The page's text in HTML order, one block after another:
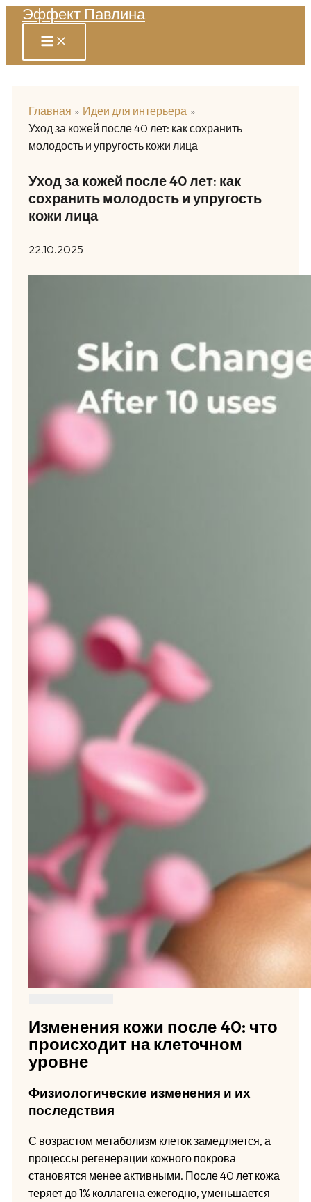
Перейти
содержимому
Эффект Павлина
Главная
Идеи для интерьера
Уход за кожей после 40 лет: как сохранить
молодость и упругость кожи лица
Уход за кожей после 40 лет: как
сохранить молодость и упругость
кожи лица
22.10.2025
Изменения кожи после 40: что
происходит на клеточном
уровне
Физиологические изменения и их
последствия
С возрастом метаболизм клеток замедляется, а
процессы регенерации кожного покрова
становятся менее активными. После 40 лет кожа
теряет до 1% коллагена ежегодно, уменьшается